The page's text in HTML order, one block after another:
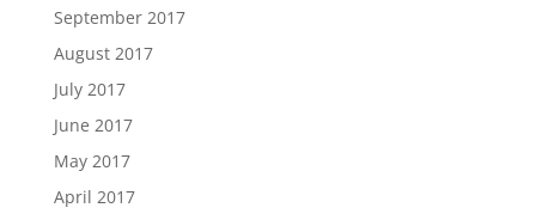
September 2017
August 2017
July 2017
June 2017
May 2017
April 2017